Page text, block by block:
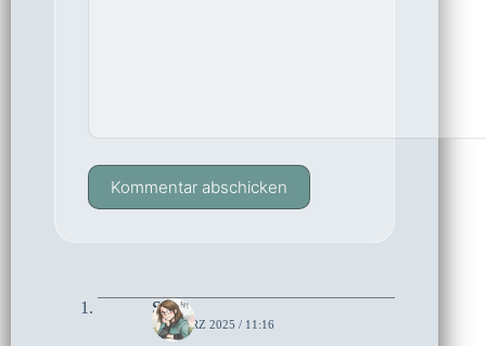
Kommentar abschicken
Sari
12. MÄRZ 2025 / 11:16